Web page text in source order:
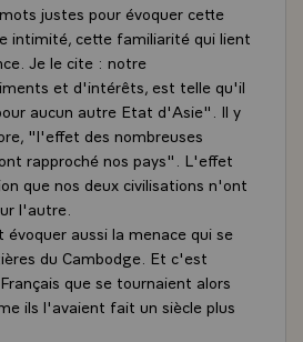
justes pour évoquer cette
intimité, cette familiarité qui lient
Je le cite : notre
et d'intérêts, est telle qu'il
aucun autre Etat d'Asie". Il y
"l'effet des nombreuses
rapproché nos pays". L'effet
que nos deux civilisations n'ont
l'autre.
évoquer aussi la menace qui se
du Cambodge. Et c'est
que se tournaient alors
ils l'avaient fait un siècle plus